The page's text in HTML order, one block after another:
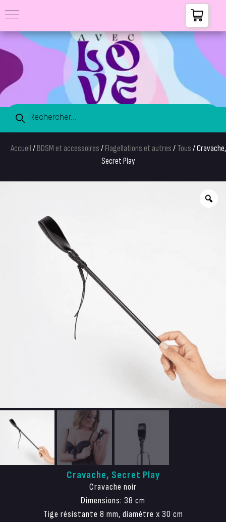
Accueil / BDSM et accessoires / Flagellations et autres / Tous / Cravache,
Secret Play
Cravache, Secret Play
Cravache noir
Dimensions: 38 cm
Tige résistante 8 mm, diamètre x 30 cm